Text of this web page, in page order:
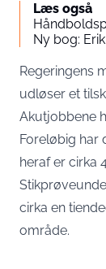
Læs også
Ny bog:
Regeringens
udløser et
Akutjobbene
Foreløbig har
heraf er cirka
cirka en
område.